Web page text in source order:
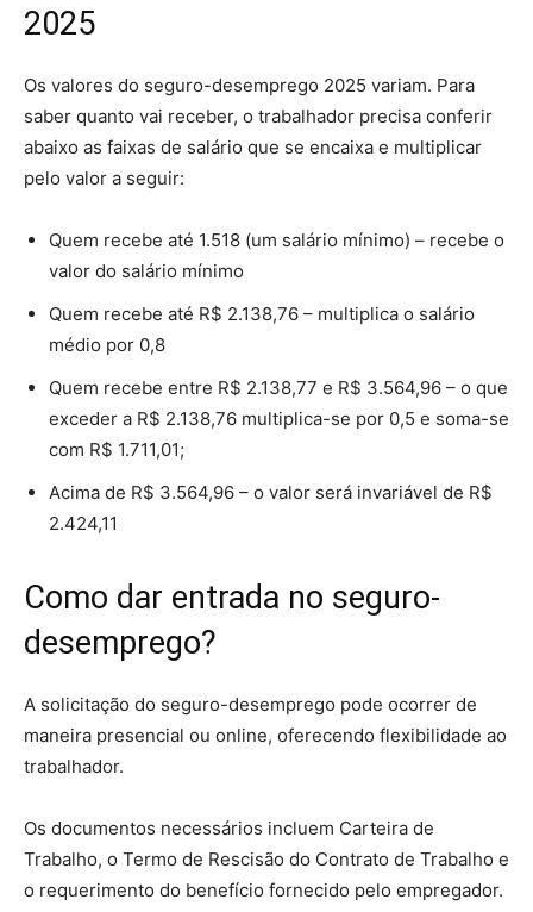
2025
Os valores do seguro-desemprego 2025 variam. Para
saber quanto vai receber, o trabalhador precisa conferir
abaixo as faixas de salário que se encaixa e multiplicar
pelo valor a seguir:
Quem recebe até 1.518 (um salário mínimo) – recebe o
valor do salário mínimo
Quem recebe até R$ 2.138,76 – multiplica o salário
médio por 0,8
Quem recebe entre R$ 2.138,77 e R$ 3.564,96 – o que
exceder a R$ 2.138,76 multiplica-se por 0,5 e soma-se
com R$ 1.711,01;
Acima de R$ 3.564,96 – o valor será invariável de R$
2.424,11
Como dar entrada no seguro-
desemprego?
A solicitação do seguro-desemprego pode ocorrer de
maneira presencial ou online, oferecendo flexibilidade ao
trabalhador.
Os documentos necessários incluem Carteira de
Trabalho, o Termo de Rescisão do Contrato de Trabalho e
o requerimento do benefício fornecido pelo empregador.